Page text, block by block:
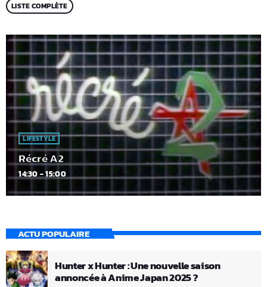
LISTE COMPLÈTE
LIFESTYLE
Récré A2
14:30 - 15:00
ACTU POPULAIRE
Hunter x Hunter : Une nouvelle saison
annoncée à Anime Japan 2025 ?